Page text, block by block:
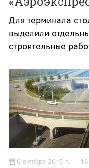
Для терминала
выделили
строительные
6 октября 2015 г. —